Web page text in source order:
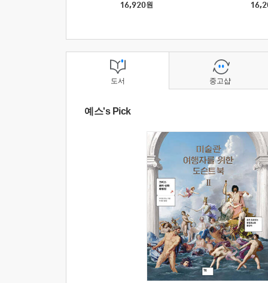
16,920원
도서
예스's Pick
중고샵